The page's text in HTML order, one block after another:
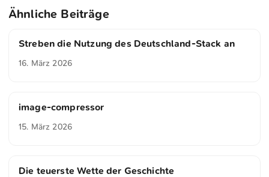
Ähnliche Beiträge
Streben die Nutzung des Deutschland-Stack an
16. März 2026
image-compressor
15. März 2026
Die teuerste Wette der Geschichte